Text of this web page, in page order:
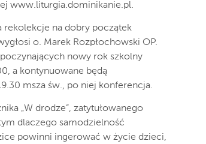
www.liturgia.dominikanie.pl.
rekolekcje na dobry początek
o. Marek Rozpłochowski OP.
nowy rok szkolny
a kontynuowane będą
msza św., po niej konferencja.
„W drodze”, zatytułowanego
dlaczego samodzielność
powinni ingerować w życie dzieci,